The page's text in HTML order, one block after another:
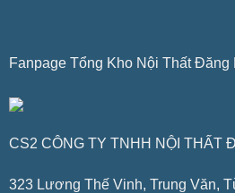
Fanpage Tổng Kho Nội Thất Đăng
CS2 CÔNG TY TNHH NỘI THẤT
323 Lương Thế Vinh, Trung Văn,